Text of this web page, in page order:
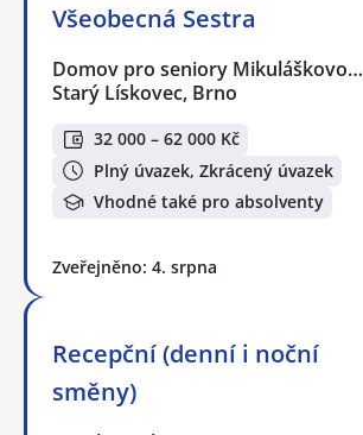
Všeobecná Sestra
Domov pro seniory Mikuláškovo…
Starý Lískovec, Brno
32 000 – 62 000 Kč
Plný úvazek, Zkrácený úvazek
Vhodné také pro absolventy
Zveřejněno: 4. srpna
Recepční (denní i noční
směny)